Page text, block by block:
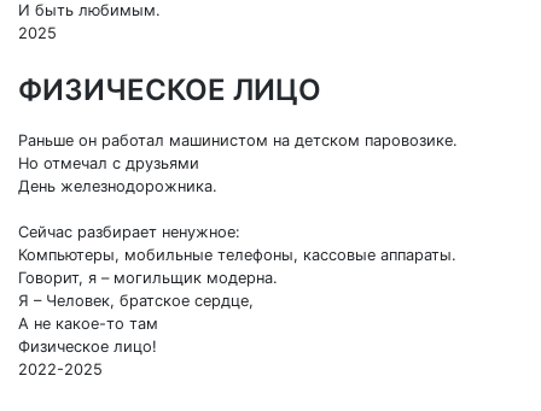
И быть любимым.
2025
ФИЗИЧЕСКОЕ ЛИЦО
Раньше он работал машинистом на детском паровозике.
Но отмечал с друзьями
День железнодорожника.
Сейчас разбирает ненужное:
Компьютеры, мобильные телефоны, кассовые аппараты.
Говорит, я – могильщик модерна.
Я – Человек, братское сердце,
А не какое-то там
Физическое лицо!
2022-2025